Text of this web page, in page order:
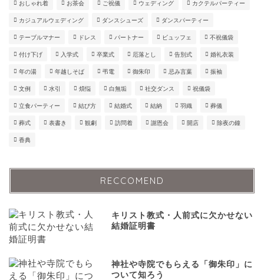
おしゃれ着 お茶会 ご祝儀 ウェディング カクテルパーティー
カジュアルウェディング ダンスシューズ ダンスパーティー
テーブルマナー ドレス パートナー ビュッフェ 不祝儀袋
付け下げ 入学式 卒業式 厄落とし 告別式 婚礼衣装
年の湯 年越しそば 弔電 御朱印 忌み言葉 振袖
文例 水引 煩悩 白無垢 社交ダンス 祝儀袋
立食パーティー 結び方 結婚式 結納 羽織 葬儀
葬式 表書き 観劇 訪問着 謝恩会 開店 除夜の鐘
香典
RECCOMEND
キリスト教式・人前式に欠かせない
結婚証明書
神社や寺院でもらえる「御朱印」に
ついて知ろう